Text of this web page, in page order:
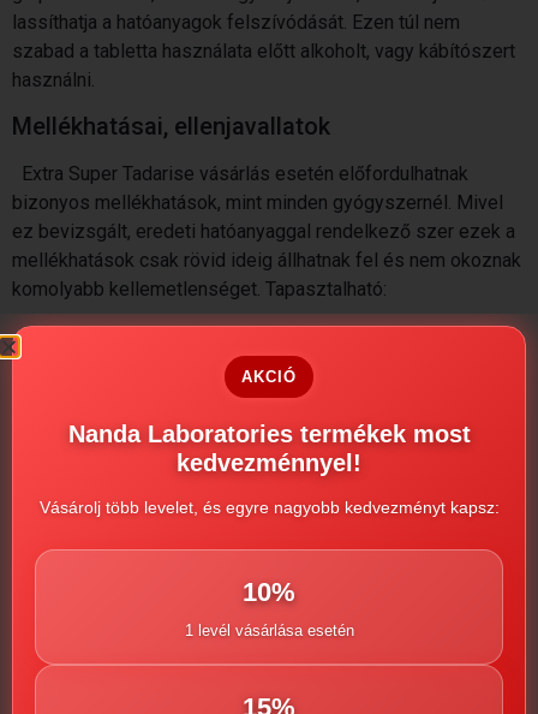
lassíthatja a hatóanyagok felszívódását. Ezen túl nem
szabad a tabletta használata előtt alkoholt, vagy kábítószert
használni.
Mellékhatásai, ellenjavallatok
Extra Super Tadarise vásárlás esetén előfordulhatnak
bizonyos mellékhatások, mint minden gyógyszernél. Mivel
ez bevizsgált, eredeti hatóanyaggal rendelkező szer ezek a
mellékhatások csak rövid ideig állhatnak fel és nem okoznak
komolyabb kellemetlenséget. Tapasztalható:
orrdugulás
A mellékhatások a gyógyszer rendszeres szedése során
teljesen megszűnnek, mivel a szervezet hozzászokik a
hatóanyagokhoz. Ellenjavallt a használat az alábbi
öröklött szembetegség
szívbetegség
Ha bármilyen rendellenességet tapasztal kérjük jelezze
AKCIÓ
Nanda Laboratories termékek most
kedvezménnyel!
Vásárolj több levelet, és egyre nagyobb kedvezményt kapsz:
10%
1 levél vásárlása esetén
15%